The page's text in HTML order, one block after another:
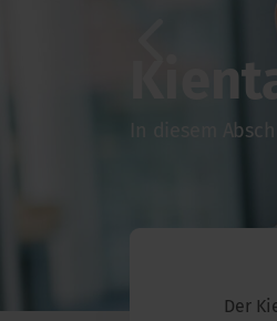
In diesem
Der